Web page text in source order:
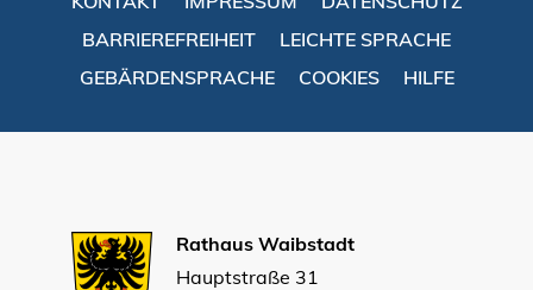
BARRIEREFREIHEIT
LEICHTE SPRACHE
GEBÄRDENSPRACHE
COOKIES HILFE
Rathaus Waibstadt
Hauptstraße 31